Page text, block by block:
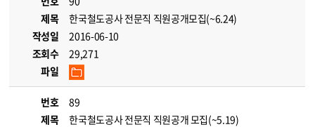
제목
한국철도공사 전문직 직원공개모집(~6.24)
작성일
2016-06-10
조회수
29,271
파일
번호
89
제목
한국철도공사 전문직 직원공개 모집(~5.19)